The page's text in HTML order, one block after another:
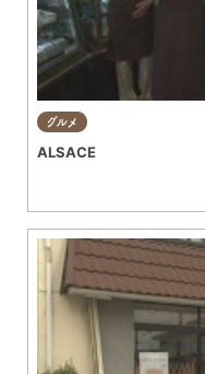
グルメ
ALSACE